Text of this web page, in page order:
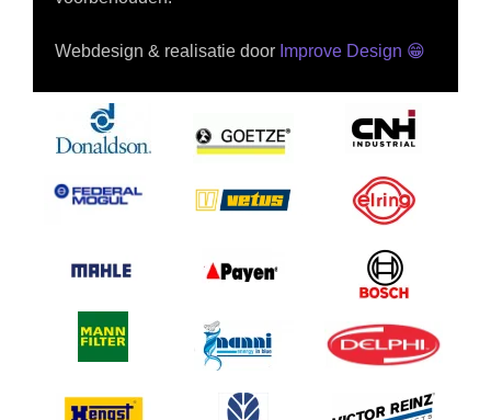
Webdesign & realisatie door Improve Design 😁